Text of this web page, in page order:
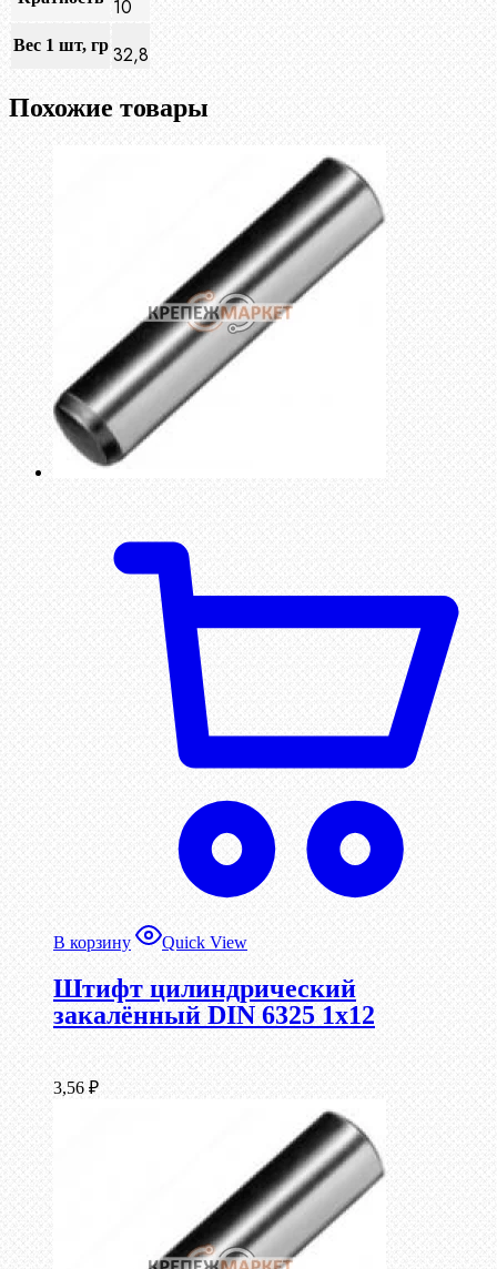
10
Вес 1 шт, гр 32,8
Похожие товары
В корзину Quick View
Штифт цилиндрический
закалённый DIN 6325 1х12
3,56 ₽